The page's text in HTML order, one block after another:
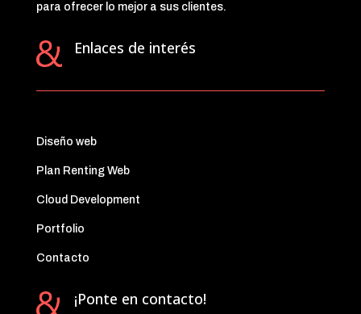
para ofrecer lo mejor a sus clientes.
Enlaces de interés
Diseño web
Plan Renting Web
Cloud Development
Portfolio
Contacto
¡Ponte en contacto!